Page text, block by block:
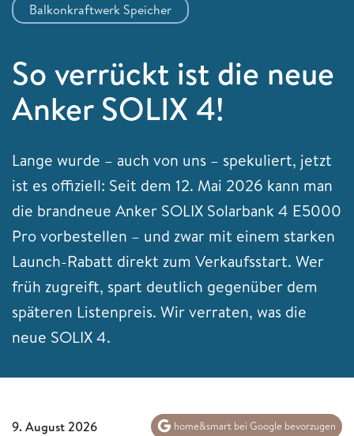
Balkonkraftwerk Speicher
So verrückt ist die neue
Anker SOLIX 4!
Lange wurde – auch von uns – spekuliert, jetzt
ist es offiziell: Seit dem 12. Mai 2026 kann man
die brandneue Anker SOLIX Solarbank 4 E5000
Pro vorbestellen – und zwar mit einem starken
Launch-Rabatt direkt zum Verkaufsstart. Wer
früh zugreift, spart deutlich gegenüber dem
späteren Listenpreis. Wir verraten, was die
neue SOLIX 4.
9. August 2026 home&smart bei Google bevorzugen